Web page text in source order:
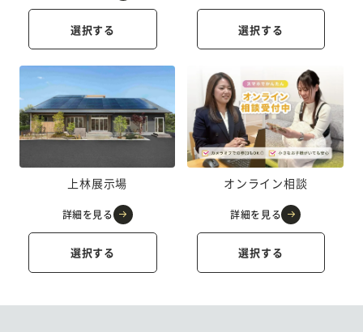
選択する 選択する
上林展示場
詳細を見る
選択する
オンライン相談
詳細を見る
選択する